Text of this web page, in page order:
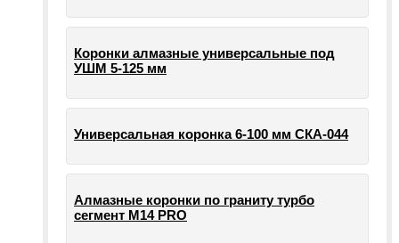
Коронки алмазные универсальные под
УШМ 5-125 мм
Универсальная коронка 6-100 мм СКА-044
Алмазные коронки по граниту турбо
сегмент М14 PRO